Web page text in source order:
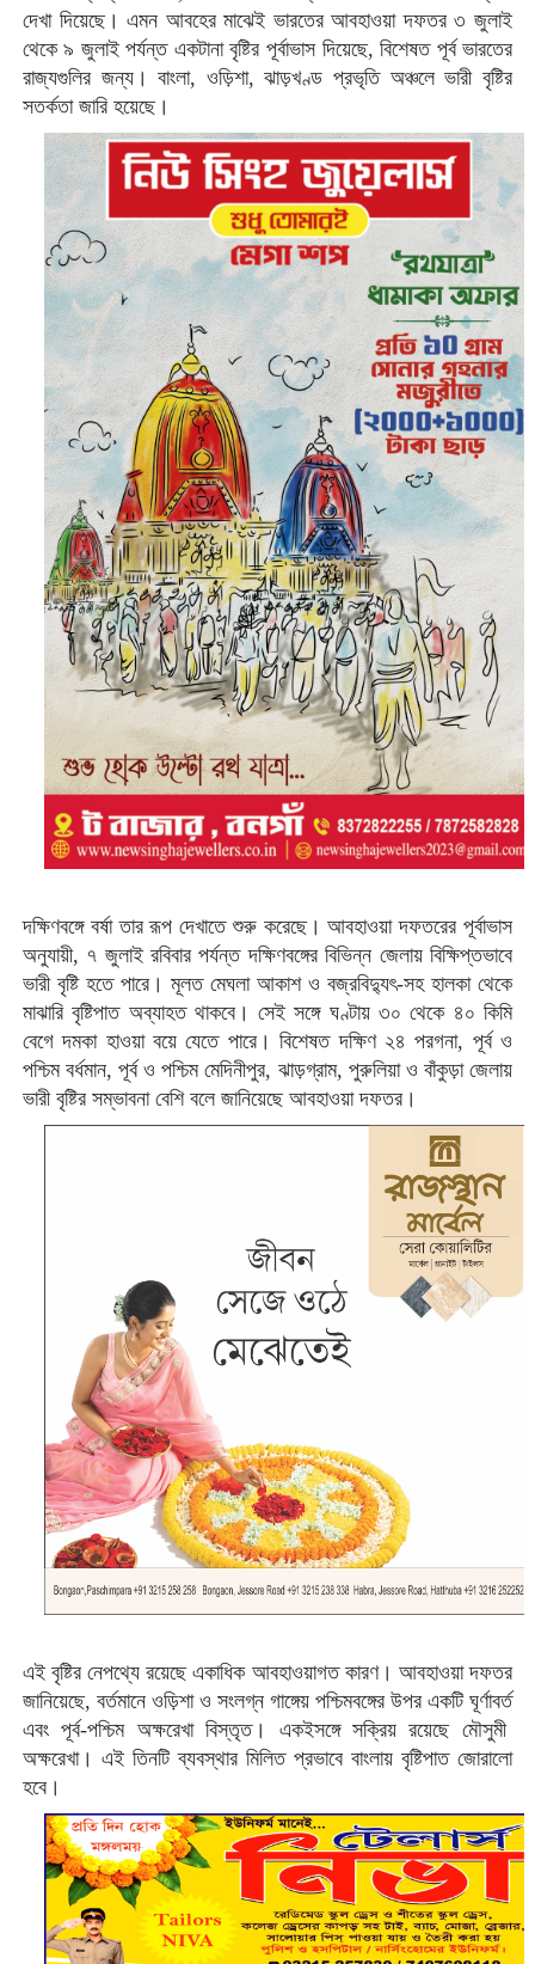
দেখা দিয়েছে। এমন আবহের মাঝেই ভারতের আবহাওয়া দফতর ৩ জুলাই
থেকে ৯ জুলাই পর্যন্ত একটানা বৃষ্টির পূর্বাভাস দিয়েছে, বিশেষত পূর্ব ভারতের
রাজ্যগুলির জন্য। বাংলা, ওড়িশা, ঝাড়খণ্ড প্রভৃতি অঞ্চলে ভারী বৃষ্টির
সতর্কতা জারি হয়েছে।
দক্ষিণবঙ্গে বর্ষা তার রূপ দেখাতে শুরু করেছে। আবহাওয়া দফতরের পূর্বাভাস
অনুযায়ী, ৭ জুলাই রবিবার পর্যন্ত দক্ষিণবঙ্গের বিভিন্ন জেলায় বিক্ষিপ্তভাবে
ভারী বৃষ্টিহতে পারে। মূলত মেঘলা আকাশ ওবজ্রবিদ্যুৎ-সহ হালকা থেকে
মাঝারি বৃষ্টিপাতঅব্যাহত থাকবে। সেই সঙ্গে ঘণ্টায়৩০ থেকে ৪০ কিমি
বেগে দমকা হাওয়াবয়ে যেতে পারে। বিশেষতদক্ষিণ ২৪ পরগনা, পূর্ব ও
পশ্চিম বর্ধমান, পূর্ব ও পশ্চিম মেদিনীপুর, ঝাড়গ্রাম, পুরুলিয়া ও বাঁকুড়াজেলায়
ভারী বৃষ্টির সম্ভাবনা বেশি বলে জানিয়েছে আবহাওয়া দফতর।
এই বৃষ্টির নেপথ্যে রয়েছে একাধিক আবহাওয়াগত কারণ। আবহাওয়া দফতর
জানিয়েছে, বর্তমানে ওড়িশা ও সংলগ্ন গাঙ্গেয় পশ্চিমবঙ্গের উপর একটি ঘূর্ণাবর্ত
এবংপূর্ব-পশ্চিম অক্ষরেখাবিস্তৃত। একইসঙ্গে সক্রিয় রয়েছে মৌসুমী
অক্ষরেখা। এই তিনটি ব্যবস্থার মিলিত প্রভাবে বাংলায় বৃষ্টিপাত জোরালো
হবে।